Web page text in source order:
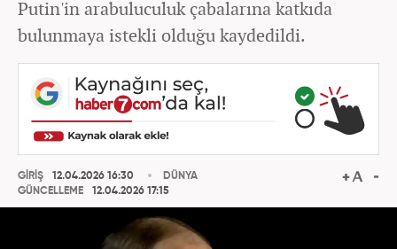
Putin'in arabuluculuk çabalarına katkıda
bulunmaya istekli olduğu kaydedildi.
GİRİŞ
12.04.2026 16:30
GÜNCELLEME
12.04.2026 17:15
DÜNYA